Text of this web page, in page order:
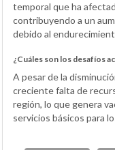
temporal que ha
contribuyendo a un
debido al
¿Cuáles son los desafíos
A pesar de la
creciente falta de
región, lo que genera
servicios básicos para